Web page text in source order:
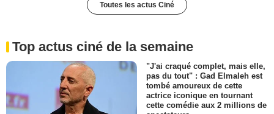
Toutes les actus Ciné
Top actus ciné de la semaine
"J'ai craqué complet, mais elle,
pas du tout" : Gad Elmaleh est
tombé amoureux de cette
actrice iconique en tournant
cette comédie aux 2 millions de